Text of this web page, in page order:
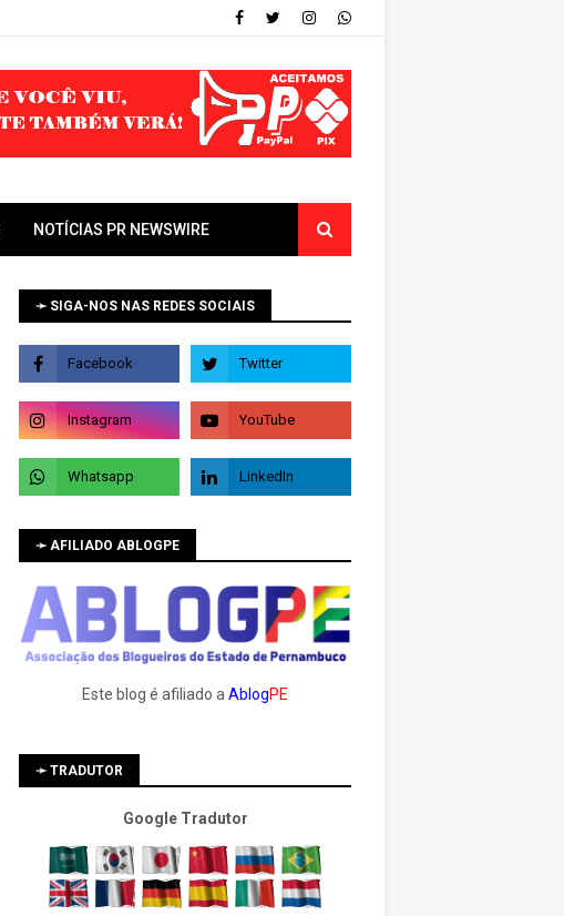
NOTÍCIAS PR NEWSWIRE
➛ SIGA-NOS NAS REDES SOCIAIS
➛ AFILIADO ABLOGPE
Este blog é afiliado a AblogPE
➛ TRADUTOR
Google Tradutor